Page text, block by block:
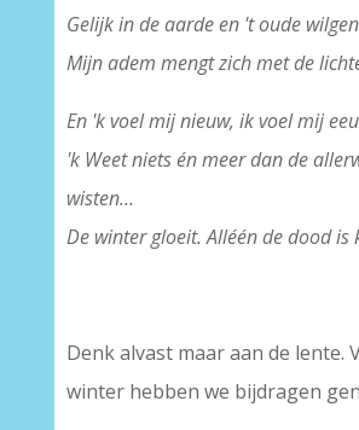
Gelijk in de aarde en 't oude
Mijn adem mengt zich met de
En 'k voel mij nieuw, ik voel mij
'k Weet niets én meer dan de
wisten...
De winter gloeit. Alléén de dood is
Denk alvast maar aan de lente.
winter hebben we bijdragen